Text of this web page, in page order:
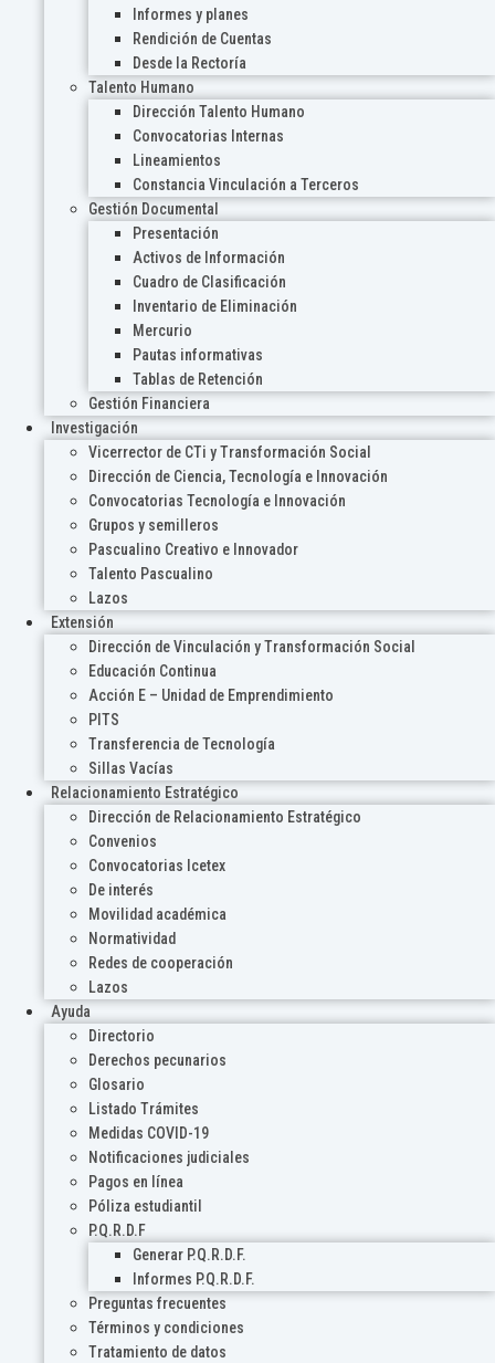
Informes y planes
Rendición de Cuentas
Desde la Rectoría
Talento Humano
Dirección Talento Humano
Convocatorias Internas
Lineamientos
Constancia Vinculación a Terceros
Gestión Documental
Presentación
Activos de Información
Cuadro de Clasificación
Inventario de Eliminación
Mercurio
Pautas informativas
Tablas de Retención
Gestión Financiera
Investigación
Vicerrector de CTi y Transformación Social
Dirección de Ciencia, Tecnología e Innovación
Convocatorias Tecnología e Innovación
Grupos y semilleros
Pascualino Creativo e Innovador
Talento Pascualino
Lazos
Extensión
Dirección de Vinculación y Transformación Social
Educación Continua
Acción E – Unidad de Emprendimiento
PITS
Transferencia de Tecnología
Sillas Vacías
Relacionamiento Estratégico
Dirección de Relacionamiento Estratégico
Convenios
Convocatorias Icetex
De interés
Movilidad académica
Normatividad
Redes de cooperación
Lazos
Ayuda
Directorio
Derechos pecunarios
Glosario
Listado Trámites
Medidas COVID-19
Notificaciones judiciales
Pagos en línea
Póliza estudiantil
P.Q.R.D.F
Generar P.Q.R.D.F.
Informes P.Q.R.D.F.
Preguntas frecuentes
Términos y condiciones
Tratamiento de datos